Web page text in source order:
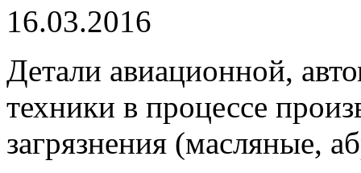
16.03.2016
Детали авиационной,
техники в процессе
загрязнения (масляные,